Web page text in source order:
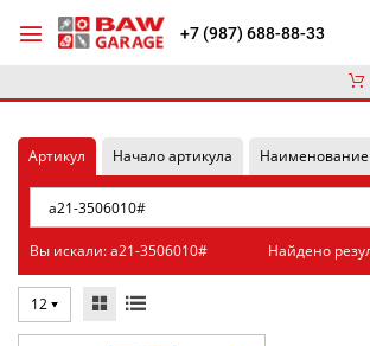
+7 (987) 688-88-33
Артикул Начало артикула Наименование
Вы искали: a21-3506010# Найдено
12